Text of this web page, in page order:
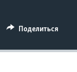
Поделиться